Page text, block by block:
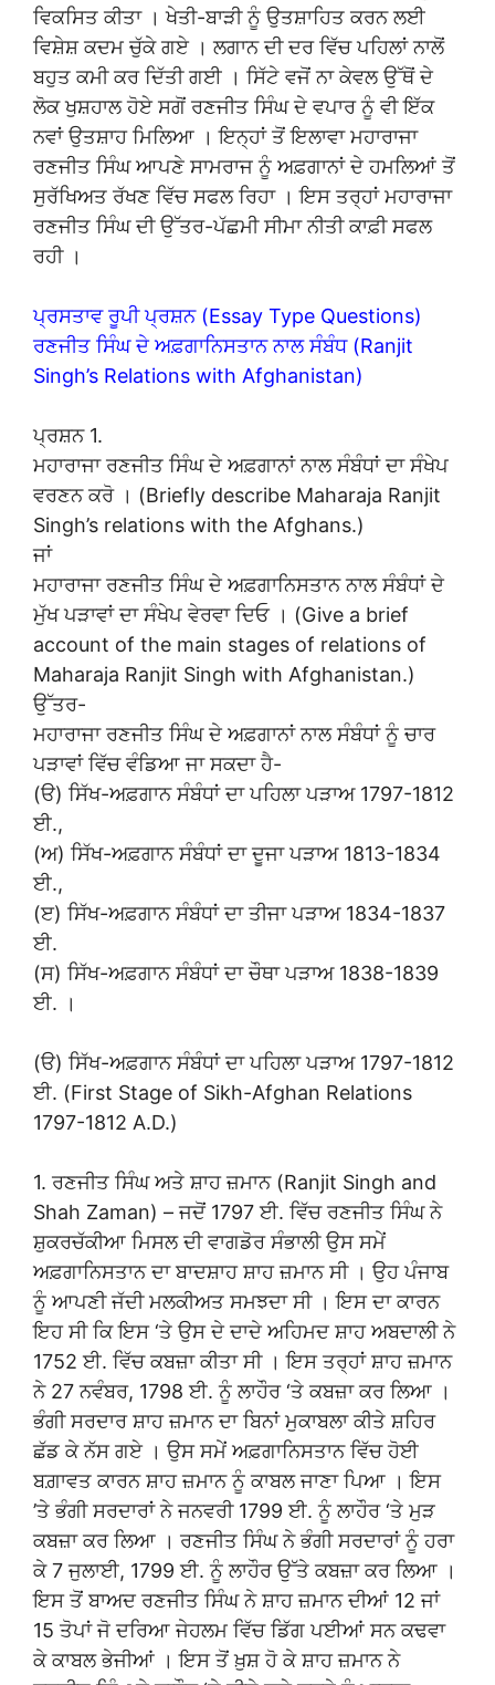
ਵਿਕਸਿਤ ਕੀਤਾ । ਖੇਤੀ-ਬਾੜੀ ਨੂੰ ਉਤਸ਼ਾਹਿਤ ਕਰਨ ਲਈ
ਵਿਸ਼ੇਸ਼ ਕਦਮ ਚੁੱਕੇ ਗਏ । ਲਗਾਨ ਦੀ ਦਰ ਵਿੱਚ ਪਹਿਲਾਂ ਨਾਲੋਂ
ਬਹੁਤ ਕਮੀ ਕਰ ਦਿੱਤੀ ਗਈ । ਸਿੱਟੇ ਵਜੋਂ ਨਾ ਕੇਵਲ ਉੱਥੋਂ ਦੇ
ਲੋਕ ਖੁਸ਼ਹਾਲ ਹੋਏ ਸਗੋਂ ਰਣਜੀਤ ਸਿੰਘ ਦੇ ਵਪਾਰ ਨੂੰ ਵੀ ਇੱਕ
ਨਵਾਂ ਉਤਸ਼ਾਹ ਮਿਲਿਆ । ਇਨ੍ਹਾਂ ਤੋਂ ਇਲਾਵਾ ਮਹਾਰਾਜਾ
ਰਣਜੀਤ ਸਿੰਘ ਆਪਣੇ ਸਾਮਰਾਜ ਨੂੰ ਅਫ਼ਗਾਨਾਂ ਦੇ ਹਮਲਿਆਂ ਤੋਂ
ਸੁਰੱਖਿਅਤ ਰੱਖਣ ਵਿੱਚ ਸਫਲ ਰਿਹਾ । ਇਸ ਤਰ੍ਹਾਂ ਮਹਾਰਾਜਾ
ਰਣਜੀਤ ਸਿੰਘ ਦੀ ਉੱਤਰ-ਪੱਛਮੀ ਸੀਮਾ ਨੀਤੀ ਕਾਫ਼ੀ ਸਫਲ
ਰਹੀ ।
ਪ੍ਰਸਤਾਵ ਰੂਪੀ ਪ੍ਰਸ਼ਨ (Essay Type Questions)
ਰਣਜੀਤ ਸਿੰਘ ਦੇ ਅਫ਼ਗਾਨਿਸਤਾਨ ਨਾਲ ਸੰਬੰਧ (Ranjit
Singh’s Relations with Afghanistan)
ਪ੍ਰਸ਼ਨ 1.
ਮਹਾਰਾਜਾ ਰਣਜੀਤ ਸਿੰਘ ਦੇ ਅਫ਼ਗਾਨਾਂ ਨਾਲ ਸੰਬੰਧਾਂ ਦਾ ਸੰਖੇਪ
ਵਰਣਨ ਕਰੋ । (Briefly describe Maharaja Ranjit
Singh’s relations with the Afghans.)
ਜਾਂ
ਮਹਾਰਾਜਾ ਰਣਜੀਤ ਸਿੰਘ ਦੇ ਅਫ਼ਗਾਨਿਸਤਾਨ ਨਾਲ ਸੰਬੰਧਾਂ ਦੇ
ਮੁੱਖ ਪੜਾਵਾਂ ਦਾ ਸੰਖੇਪ ਵੇਰਵਾ ਦਿਓ । (Give a brief
account of the main stages of relations of
Maharaja Ranjit Singh with Afghanistan.)
ਉੱਤਰ-
ਮਹਾਰਾਜਾ ਰਣਜੀਤ ਸਿੰਘ ਦੇ ਅਫ਼ਗਾਨਾਂ ਨਾਲ ਸੰਬੰਧਾਂ ਨੂੰ ਚਾਰ
ਪੜਾਵਾਂ ਵਿੱਚ ਵੰਡਿਆ ਜਾ ਸਕਦਾ ਹੈ-
(ੳ) ਸਿੱਖ-ਅਫ਼ਗਾਨ ਸੰਬੰਧਾਂ ਦਾ ਪਹਿਲਾ ਪੜਾਅ 1797-1812
ਈ.,
(ਅ) ਸਿੱਖ-ਅਫ਼ਗਾਨ ਸੰਬੰਧਾਂ ਦਾ ਦੂਜਾ ਪੜਾਅ 1813-1834
ਈ.,
(ੲ) ਸਿੱਖ-ਅਫ਼ਗਾਨ ਸੰਬੰਧਾਂ ਦਾ ਤੀਜਾ ਪੜਾਅ 1834-1837
ਈ.
(ਸ) ਸਿੱਖ-ਅਫ਼ਗਾਨ ਸੰਬੰਧਾਂ ਦਾ ਚੌਥਾ ਪੜਾਅ 1838-1839
ਈ. ।
(ੳ) ਸਿੱਖ-ਅਫ਼ਗਾਨ ਸੰਬੰਧਾਂ ਦਾ ਪਹਿਲਾ ਪੜਾਅ 1797-1812
ਈ. (First Stage of Sikh-Afghan Relations
1797-1812 A.D.)
1. ਰਣਜੀਤ ਸਿੰਘ ਅਤੇ ਸ਼ਾਹ ਜ਼ਮਾਨ (Ranjit Singh and
Shah Zaman) – ਜਦੋਂ 1797 ਈ. ਵਿੱਚ ਰਣਜੀਤ ਸਿੰਘ ਨੇ
ਸ਼ੁਕਰਚੱਕੀਆ ਮਿਸਲ ਦੀ ਵਾਗਡੋਰ ਸੰਭਾਲੀ ਉਸ ਸਮੇਂ
ਅਫ਼ਗਾਨਿਸਤਾਨ ਦਾ ਬਾਦਸ਼ਾਹ ਸ਼ਾਹ ਜ਼ਮਾਨ ਸੀ । ਉਹ ਪੰਜਾਬ
ਨੂੰ ਆਪਣੀ ਜੱਦੀ ਮਲਕੀਅਤ ਸਮਝਦਾ ਸੀ । ਇਸ ਦਾ ਕਾਰਨ
ਇਹ ਸੀ ਕਿ ਇਸ ‘ਤੇ ਉਸ ਦੇ ਦਾਦੇ ਅਹਿਮਦ ਸ਼ਾਹ ਅਬਦਾਲੀ ਨੇ
1752 ਈ. ਵਿੱਚ ਕਬਜ਼ਾ ਕੀਤਾ ਸੀ । ਇਸ ਤਰ੍ਹਾਂ ਸ਼ਾਹ ਜ਼ਮਾਨ
ਨੇ 27 ਨਵੰਬਰ, 1798 ਈ. ਨੂੰ ਲਾਹੌਰ ‘ਤੇ ਕਬਜ਼ਾ ਕਰ ਲਿਆ ।
ਭੰਗੀ ਸਰਦਾਰ ਸ਼ਾਹ ਜ਼ਮਾਨ ਦਾ ਬਿਨਾਂ ਮੁਕਾਬਲਾ ਕੀਤੇ ਸ਼ਹਿਰ
ਛੱਡ ਕੇ ਨੱਸ ਗਏ । ਉਸ ਸਮੇਂ ਅਫ਼ਗਾਨਿਸਤਾਨ ਵਿੱਚ ਹੋਈ
ਬਗ਼ਾਵਤ ਕਾਰਨ ਸ਼ਾਹ ਜ਼ਮਾਨ ਨੂੰ ਕਾਬਲ ਜਾਣਾ ਪਿਆ । ਇਸ
’ਤੇ ਭੰਗੀ ਸਰਦਾਰਾਂ ਨੇ ਜਨਵਰੀ 1799 ਈ. ਨੂੰ ਲਾਹੌਰ ‘ਤੇ ਮੁੜ
ਕਬਜ਼ਾ ਕਰ ਲਿਆ । ਰਣਜੀਤ ਸਿੰਘ ਨੇ ਭੰਗੀ ਸਰਦਾਰਾਂ ਨੂੰ ਹਰਾ
ਕੇ 7 ਜੁਲਾਈ, 1799 ਈ. ਨੂੰ ਲਾਹੌਰ ਉੱਤੇ ਕਬਜ਼ਾ ਕਰ ਲਿਆ ।
ਇਸ ਤੋਂ ਬਾਅਦ ਰਣਜੀਤ ਸਿੰਘ ਨੇ ਸ਼ਾਹ ਜ਼ਮਾਨ ਦੀਆਂ 12 ਜਾਂ
15 ਤੋਪਾਂ ਜੋ ਦਰਿਆ ਜੇਹਲਮ ਵਿੱਚ ਡਿੱਗ ਪਈਆਂ ਸਨ ਕਢਵਾ
ਕੇ ਕਾਬਲ ਭੇਜੀਆਂ । ਇਸ ਤੋਂ ਖ਼ੁਸ਼ ਹੋ ਕੇ ਸ਼ਾਹ ਜ਼ਮਾਨ ਨੇ